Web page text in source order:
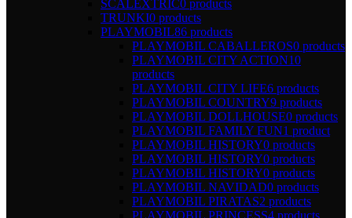
SCALEXTRIC0 products
TRUNKI0 products
PLAYMOBIL86 products
PLAYMOBIL CABALLEROS0 products
PLAYMOBIL CITY ACTION10
products
PLAYMOBIL CITY LIFE6 products
PLAYMOBIL COUNTRY9 products
PLAYMOBIL DOLLHOUSE0 products
PLAYMOBIL FAMILY FUN1 product
PLAYMOBIL HISTORY0 products
PLAYMOBIL HISTORY0 products
PLAYMOBIL HISTORY0 products
PLAYMOBIL NAVIDAD0 products
PLAYMOBIL PIRATAS2 products
PLAYMOBIL PRINCESS4 products